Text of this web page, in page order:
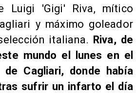
Luigi 'Gigi' Riva, mítico
y máximo goleador
italiana. Riva, de
mundo el lunes en el
Cagliari, donde había
sufrir un infarto el día